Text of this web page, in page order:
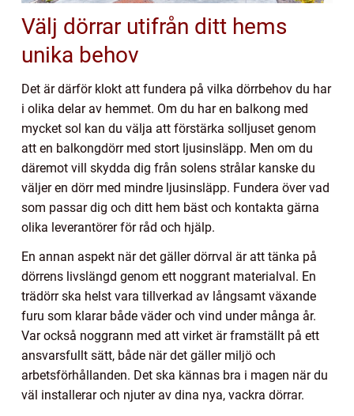
Välj dörrar utifrån ditt hems
unika behov
Det är därför klokt att fundera på vilka dörrbehov du har
i olika delar av hemmet. Om du har en balkong med
mycket sol kan du välja att förstärka solljuset genom
att en balkongdörr med stort ljusinsläpp. Men om du
däremot vill skydda dig från solens strålar kanske du
väljer en dörr med mindre ljusinsläpp. Fundera över vad
som passar dig och ditt hem bäst och kontakta gärna
olika leverantörer för råd och hjälp.
En annan aspekt när det gäller dörrval är att tänka på
dörrens livslängd genom ett noggrant materialval. En
trädörr ska helst vara tillverkad av långsamt växande
furu som klarar både väder och vind under många år.
Var också noggrann med att virket är framställt på ett
ansvarsfullt sätt, både när det gäller miljö och
arbetsförhållanden. Det ska kännas bra i magen när du
väl installerar och njuter av dina nya, vackra dörrar.